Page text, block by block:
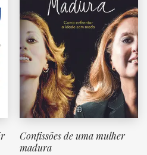
Confissões de uma mulher
madura